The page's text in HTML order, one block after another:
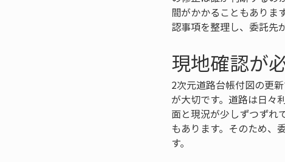
間がかかることもありま
認事項を整理し、委託先
現地確認が
2次元道路台帳付図の更
が大切です。道路は日々
面と現況が少しずつずれ
もあります。そのため、
す。